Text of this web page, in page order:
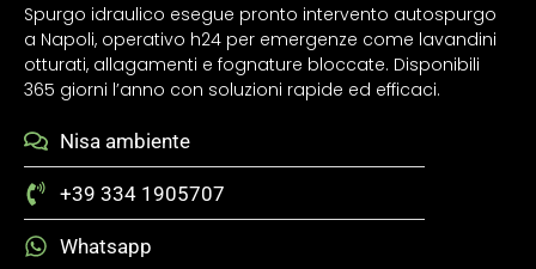
Spurgo idraulico esegue pronto intervento autospurgo
a Napoli, operativo h24 per emergenze come lavandini
otturati, allagamenti e fognature bloccate. Disponibili
365 giorni l’anno con soluzioni rapide ed efficaci.
Nisa ambiente
+39 334 1905707
Whatsapp